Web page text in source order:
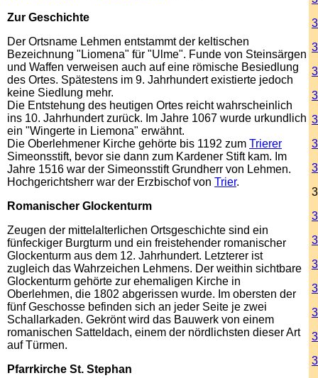
Zur Geschichte
Der Ortsname Lehmen entstammt der keltischen
Bezeichnung "Liomena" für "Ulme". Funde von Steinsärgen
und Waffen verweisen auch auf eine römische Besiedlung
des Ortes. Spätestens im 9. Jahrhundert existierte jedoch
keine Siedlung mehr.
Die Entstehung des heutigen Ortes reicht wahrscheinlich
ins 10. Jahrhundert zurück. Im Jahre 1067 wurde urkundlich
ein "Wingerte in Liemona" erwähnt.
Die Oberlehmener Kirche gehörte bis 1192 zum Trierer
Simeonsstift, bevor sie dann zum Kardener Stift kam. Im
Jahre 1516 war der Simeonsstift Grundherr von Lehmen.
Hochgerichtsherr war der Erzbischof von Trier.
Romanischer Glockenturm
Zeugen der mittelalterlichen Ortsgeschichte sind ein
fünfeckiger Burgturm und ein freistehender romanischer
Glockenturm aus dem 12. Jahrhundert. Letzterer ist
zugleich das Wahrzeichen Lehmens. Der weithin sichtbare
Glockenturm gehörte zur ehemaligen Kirche in
Oberlehmen, die 1802 abgerissen wurde. Im obersten der
fünf Geschosse befinden sich an jeder Seite je zwei
Schallarkaden. Gekrönt wird das Bauwerk von einem
romanischen Satteldach, einem der nördlichsten dieser Art
auf Türmen.
Pfarrkirche St. Stephan